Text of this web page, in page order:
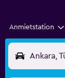
Anmietstation
Ankara,